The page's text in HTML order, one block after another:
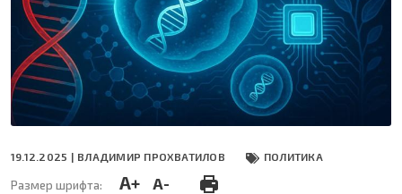
19.12.2025 | ВЛАДИМИР ПРОХВАТИЛОВ ПОЛИТИКА
Размер шрифта: A+ A-